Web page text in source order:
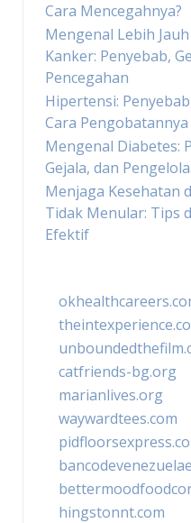
Cara Mencegahnya?
Mengenal Lebih
Kanker: Penyebab,
Pencegahan
Hipertensi:
Cara Pengobatannya
Mengenal Diabetes:
Gejala, dan
Menjaga Kesehatan
Tidak Menular: Tips
Efektif
catfriends-bg.org
marianlives.org
waywardtees.com
hingstonnt.com